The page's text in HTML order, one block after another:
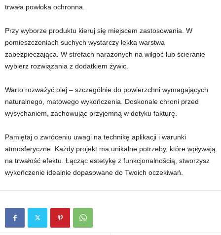
trwała powłoka ochronna.
Przy wyborze produktu kieruj się miejscem zastosowania. W
pomieszczeniach suchych wystarczy lekka warstwa
zabezpieczająca. W strefach narażonych na wilgoć lub ścieranie
wybierz rozwiązania z dodatkiem żywic.
Warto rozważyć olej – szczególnie do powierzchni wymagających
naturalnego, matowego wykończenia. Doskonale chroni przed
wysychaniem, zachowując przyjemną w dotyku fakturę.
Pamiętaj o zwróceniu uwagi na technikę aplikacji i warunki
atmosferyczne. Każdy projekt ma unikalne potrzeby, które wpływają
na trwałość efektu. Łącząc estetykę z funkcjonalnością, stworzysz
wykończenie idealnie dopasowane do Twoich oczekiwań.